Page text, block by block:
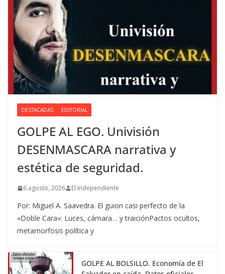
DESTACADAS EDITORIAL
GOLPE AL EGO. Univisión
DESENMASCARA narrativa y
estética de seguridad.
6 agosto, 2026 El Independiente
Por: Miguel A. Saavedra. El guion casi perfecto de la
«Doble Cara»: Luces, cámara… y traiciónPactos ocultos,
metamorfosis política y
GOLPE AL BOLSILLO. Economía de El